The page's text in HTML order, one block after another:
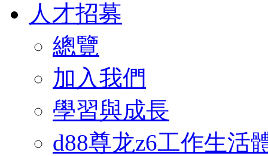
人才招募
總覽
加入我們
學習與成長
d88尊龙z6工作生活